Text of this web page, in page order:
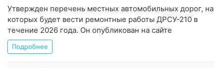
Утвержден перечень местных автомобильных дорог, на
которых будет вести ремонтные работы ДРСУ-210 в
течение 2026 года. Он опубликован на сайте
Подробнее